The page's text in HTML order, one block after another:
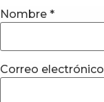
Nombre *
Correo electrónico